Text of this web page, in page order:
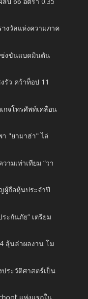
งวัลแห่งความภาค
งขันแบดมินตัน
รัว คว้าท็อป 11
จโทรศัพท์เคลื่อน
"ยามาฮ่า" ไล่
มเท่าเทียม “วา
ผู้ถือหุ้นประจำปี
ะกันภัย” เตรียม
ลุ้นล่าผลงาน โม
ระวัติศาสตร์เป็น